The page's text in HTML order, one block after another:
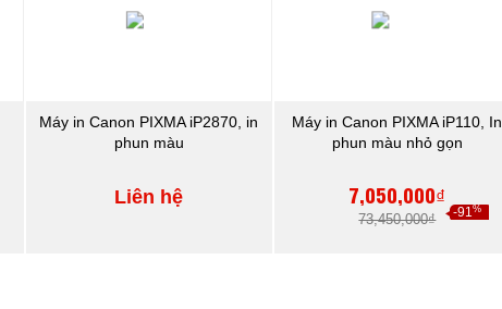
Máy in Canon PIXMA iP2870, in
phun màu
Liên hệ
Máy in Canon PIXMA iP110, In
phun màu nhỏ gọn
7,050,000₫
73,450,000₫ -91%